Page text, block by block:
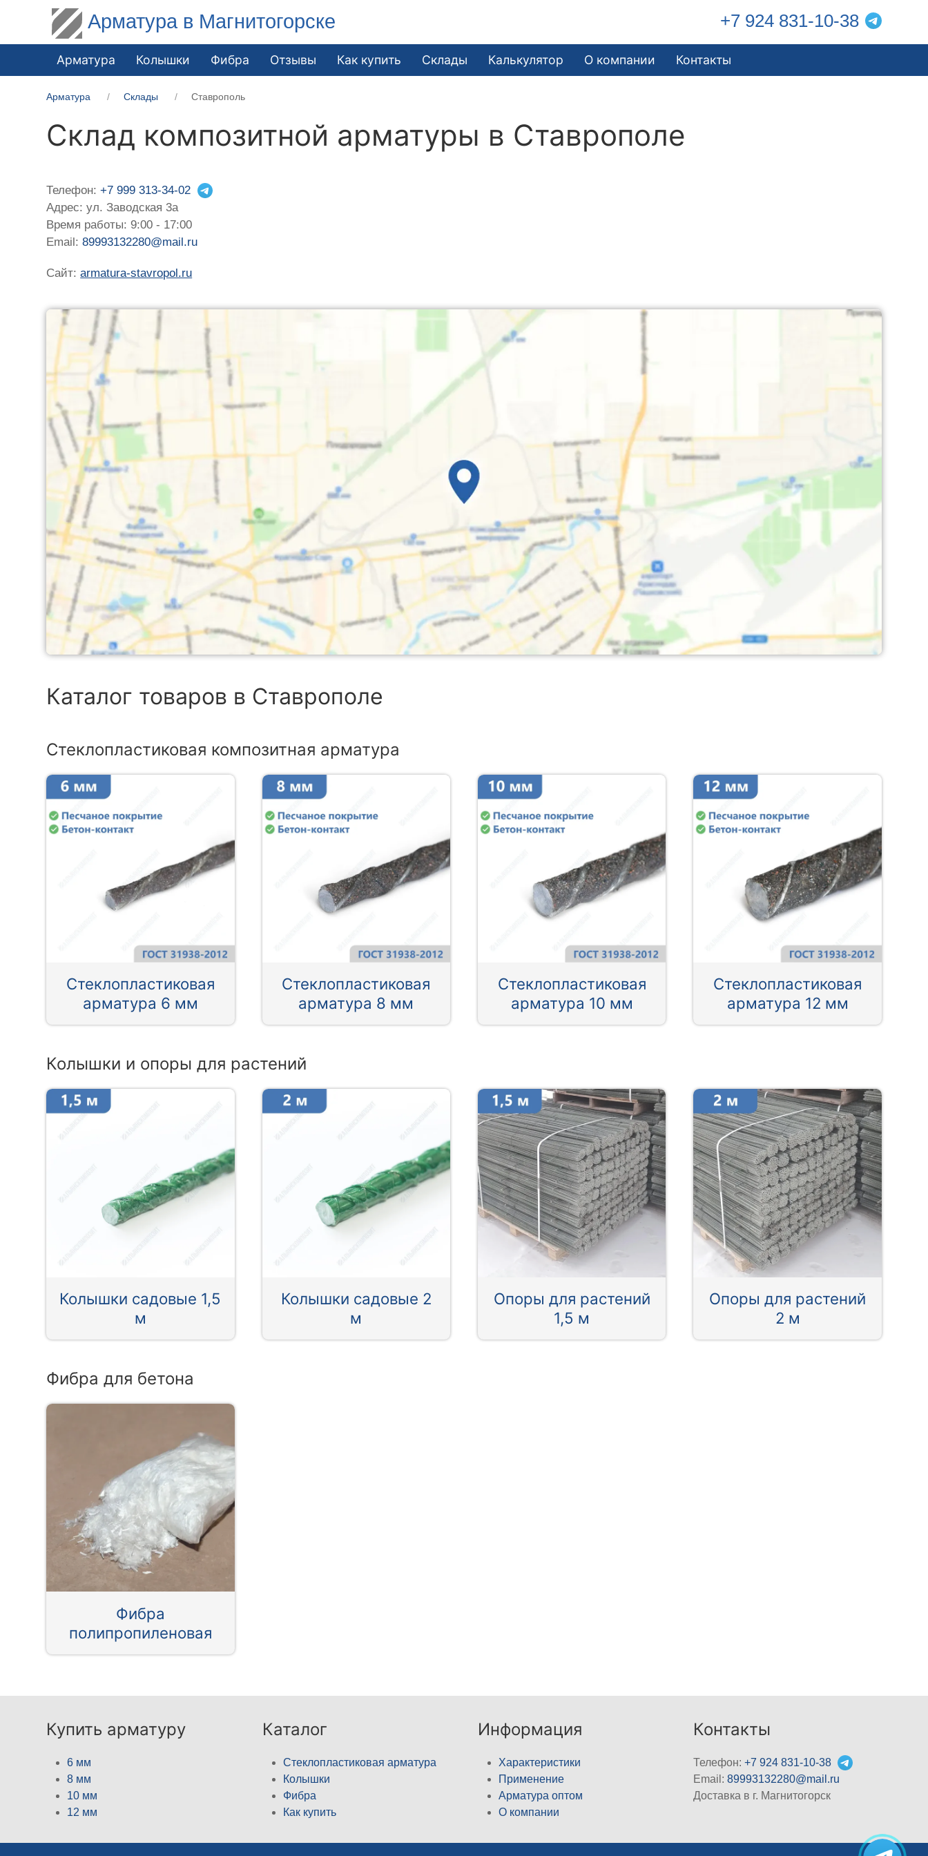
Арматура в Магнитогорске +7 924 831-10-38
Арматура Колышки Фибра Отзывы Как купить Склады Калькулятор О компании Контакты
Арматура Склады Ставрополь
Склад композитной арматуры в Ставрополе
Телефон:+7 999 313-34-02
Адрес: ул. Заводская 3а
Время работы: 9:00 - 17:00
Email:89993132280@mail.ru
Сайт:armatura-stavropol.ru
Каталог товаров в Ставрополе
Стеклопластиковая композитная арматура
Стеклопластиковая
арматура 6 мм
Стеклопластиковая
арматура 8 мм
Стеклопластиковая
арматура 10 мм
Стеклопластиковая
арматура 12 мм
Колышки и опоры для растений
Колышки садовые 1,5
м
Колышки садовые 2
м
Опоры для растений
1,5 м
Опоры для растений
2 м
Фибра для бетона
Фибра
полипропиленовая
Купить арматуру
6 мм
8 мм
10 мм
12 мм
Каталог
Стеклопластиковая арматура
Колышки
Фибра
Как купить
Информация
Характеристики
Применение
Арматура оптом
О компании
Контакты
Телефон:+7 924 831-10-38
Email:89993132280@mail.ru
Доставка в г. Магнитогорск